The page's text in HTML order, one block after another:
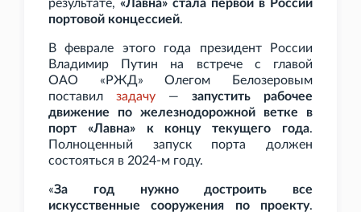
результате, «Лавна» стала первой в России
портовой концессией.
В феврале этого года президент России
Владимир Путин на встрече с главой
ОАО
«РЖД» Олегом Белозеровым
поставил задачу — запустить рабочее
движение по железнодорожной ветке в
порт «Лавна» к концу текущего года.
Полноценный запуск порта должен
состояться в 2024-м году.
«За год нужно достроить все
искусственные сооружения по проекту.